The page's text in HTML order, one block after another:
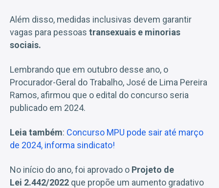
Além disso, medidas inclusivas devem garantir
vagas para pessoas transexuais e minorias
sociais.
Lembrando que em outubro desse ano, o
Procurador-Geral do Trabalho, José de Lima Pereira
Ramos, afirmou que o edital do concurso seria
publicado em 2024.
Leia também: Concurso MPU pode sair até março
de 2024, informa sindicato!
No início do ano, foi aprovado o Projeto de
Lei 2.442/2022 que propõe um aumento gradativo